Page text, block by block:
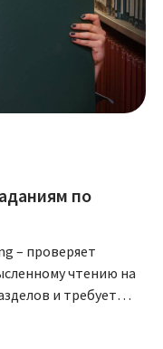
по
– проверяет
чтению на
и требует